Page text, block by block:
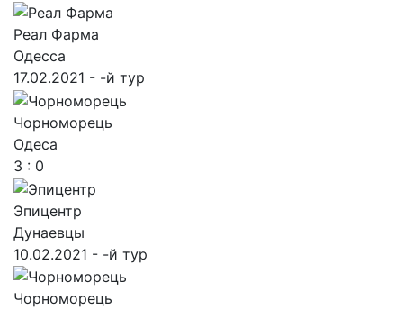
Реал Фарма
Одесса
17.02.2021 - -й тур
Чорноморець
Одеса
3 : 0
Эпицентр
Дунаевцы
10.02.2021 - -й тур
Чорноморець